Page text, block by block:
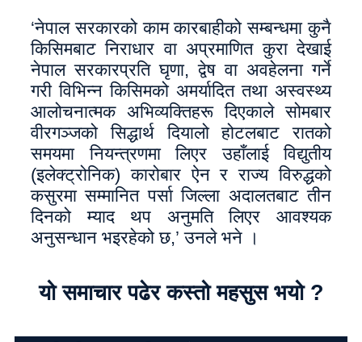
‘नेपाल सरकारको काम कारबाहीको सम्बन्धमा कुनै
किसिमबाट निराधार वा अप्रमाणित कुरा देखाई
नेपाल सरकारप्रति घृणा, द्वेष वा अवहेलना गर्ने
गरी विभिन्न किसिमको अमर्यादित तथा अस्वस्थ्य
आलोचनात्मक अभिव्यक्तिहरू दिएकाले सोमबार
वीरगञ्जको सिद्धार्थ दियालो होटलबाट रातको
समयमा नियन्त्रणमा लिएर उहाँलाई विद्युतीय
(इलेक्ट्रोनिक) कारोबार ऐन र राज्य विरुद्धको
कसुरमा सम्मानित पर्सा जिल्ला अदालतबाट तीन
दिनको म्याद थप अनुमति लिएर आवश्यक
अनुसन्धान भइरहेको छ,’ उनले भने ।
यो समाचार पढेर कस्तो महसुस भयो ?